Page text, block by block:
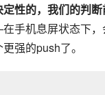
性的，我们的判断
手机息屏状态下
强的push了。